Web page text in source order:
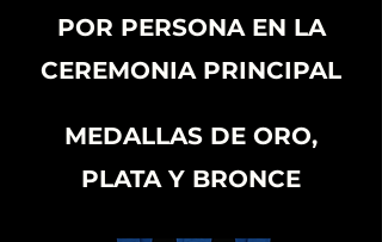
POR PERSONA EN LA
CEREMONIA PRINCIPAL
MEDALLAS DE ORO,
PLATA Y BRONCE